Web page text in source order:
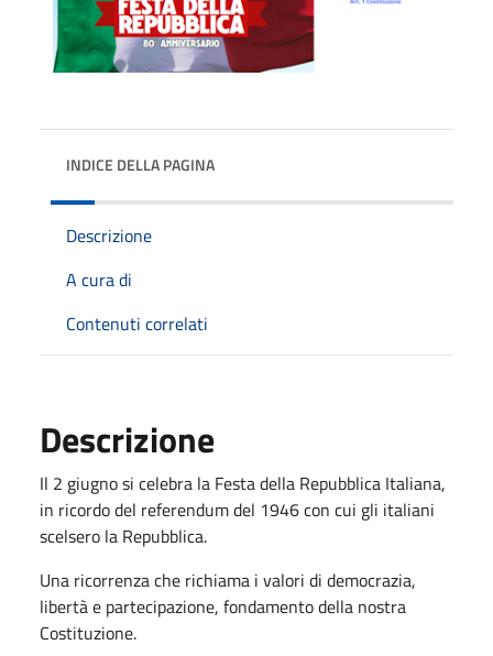
INDICE DELLA PAGINA
Descrizione
A cura di
Contenuti correlati
Descrizione
Il 2 giugno si celebra la Festa della Repubblica Italiana,
in ricordo del referendum del 1946 con cui gli italiani
scelsero la Repubblica.
Una ricorrenza che richiama i valori di democrazia,
libertà e partecipazione, fondamento della nostra
Costituzione.